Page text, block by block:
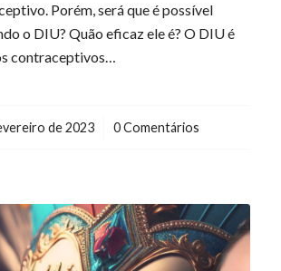
Porém, será que é possível
o DIU? Quão eficaz ele é? O DIU é
contraceptivos…
de 2023
/ 0 Comentários